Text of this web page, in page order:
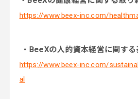
https://www.beex-inc.com/
・ BeeXの人的資本経営に関す
https://www.beex-inc.com/
al